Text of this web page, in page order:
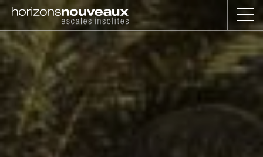
Horizons
Nouveaux